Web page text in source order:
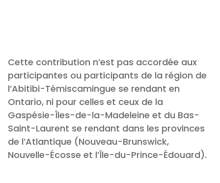
Côte-Nord
400$
Gaspésie
300$
Îles de la Madeleine
550$
Nord-du-Québec
550$
Saguenay–Lac-Saint-
Jean
250$
Cette contribution n’est pas accordée aux
participantes ou participants de la région de
l’Abitibi-Témiscamingue se rendant en
Ontario, ni pour celles et ceux de la
Gaspésie-Îles-de-la-Madeleine et du Bas-
Saint-Laurent se rendant dans les provinces
de l’Atlantique (Nouveau-Brunswick,
Nouvelle-Écosse et l’Île-du-Prince-Édouard).